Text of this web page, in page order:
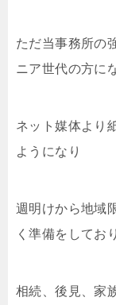
ただ当事務所の
ニア世代の方に
ネット媒体より
ようになり
週明けから地域
く準備をしてお
相続、後見、家